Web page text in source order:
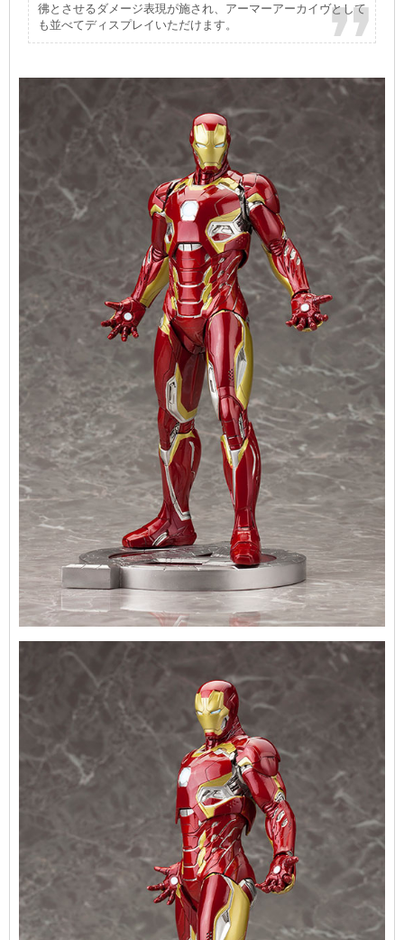
彿とさせるダメージ表現が施され、アーマーアーカイヴとして
も並べてディスプレイいただけます。